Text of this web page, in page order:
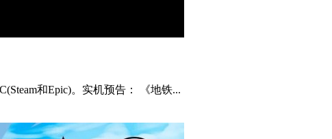
和Epic)。实机预告： 《地铁...